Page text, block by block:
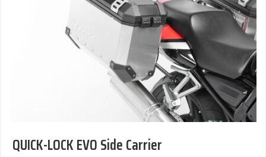
QUICK-LOCK EVO Side Carrier